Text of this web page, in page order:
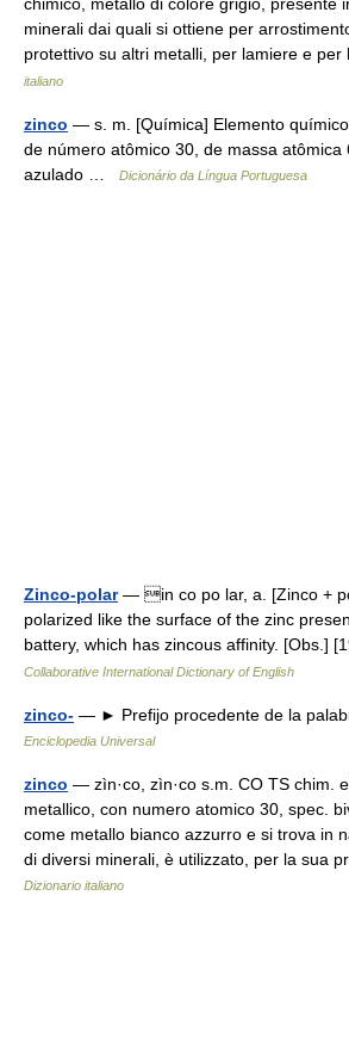
minerali dai quali si ottiene per
protettivo su altri metalli, per lamiere e
italiano
zinco — s. m. [Química] Elemento
de número atômico 30, de massa atômica
azulado …
Dicionário da Língua Portuguesa
Zinco-polar— in co po lar, a. [Zinco +
polarized like the surface of the zinc
battery, which has zincous affinity. [Obs.]
Collaborative International Dictionary of English
zinco- — ► Prefijo procedente de la
Enciclopedia Universal
zinco — zìn·co, zìn·co s.m. CO TS chim.
metallico, con numero atomico 30, spec.
come metallo bianco azzurro e si trova in
di diversi minerali, è utilizzato, per la sua
Dizionario italiano